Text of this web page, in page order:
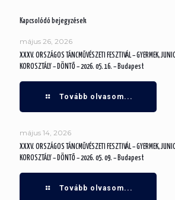
Kapcsolódó bejegyzések
május 26, 2026
XXXV. ORSZÁGOS TÁNCMŰVÉSZETI FESZTIVÁL – GYERMEK,
KOROSZTÁLY – DÖNTŐ – 2026. 05. 16. – Budapest
Tovább olvasom...
május 14, 2026
XXXV. ORSZÁGOS TÁNCMŰVÉSZETI FESZTIVÁL – GYERMEK,
KOROSZTÁLY – DÖNTŐ – 2026. 05. 09. – Budapest
Tovább olvasom...